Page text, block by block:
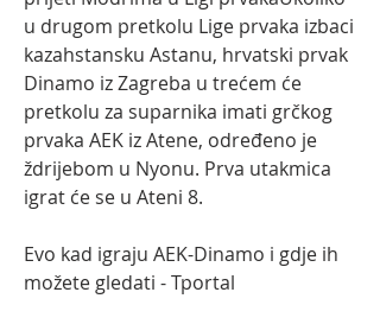
u drugom pretkolu Lige prvaka izbaci
kazahstansku Astanu, hrvatski prvak
Dinamo iz Zagreba u trećem će
pretkolu za suparnika imati grčkog
prvaka AEK iz Atene, određeno je
ždrijebom u Nyonu. Prva utakmica
igrat će se u Ateni 8.
Evo kad igraju AEK-Dinamo i gdje ih
možete gledati - Tportal